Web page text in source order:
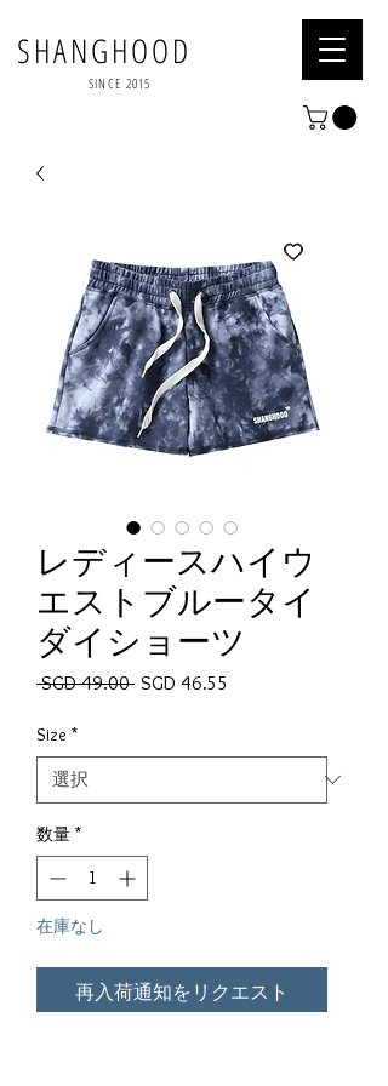
SHANGHOOD
SINCE 2015
レディースハイウ
エストブルータイ
ダイショーツ
SGD 49.00 通常価格
SGD 46.55
Size *
数量 *
在庫なし
再入荷通知をリクエスト